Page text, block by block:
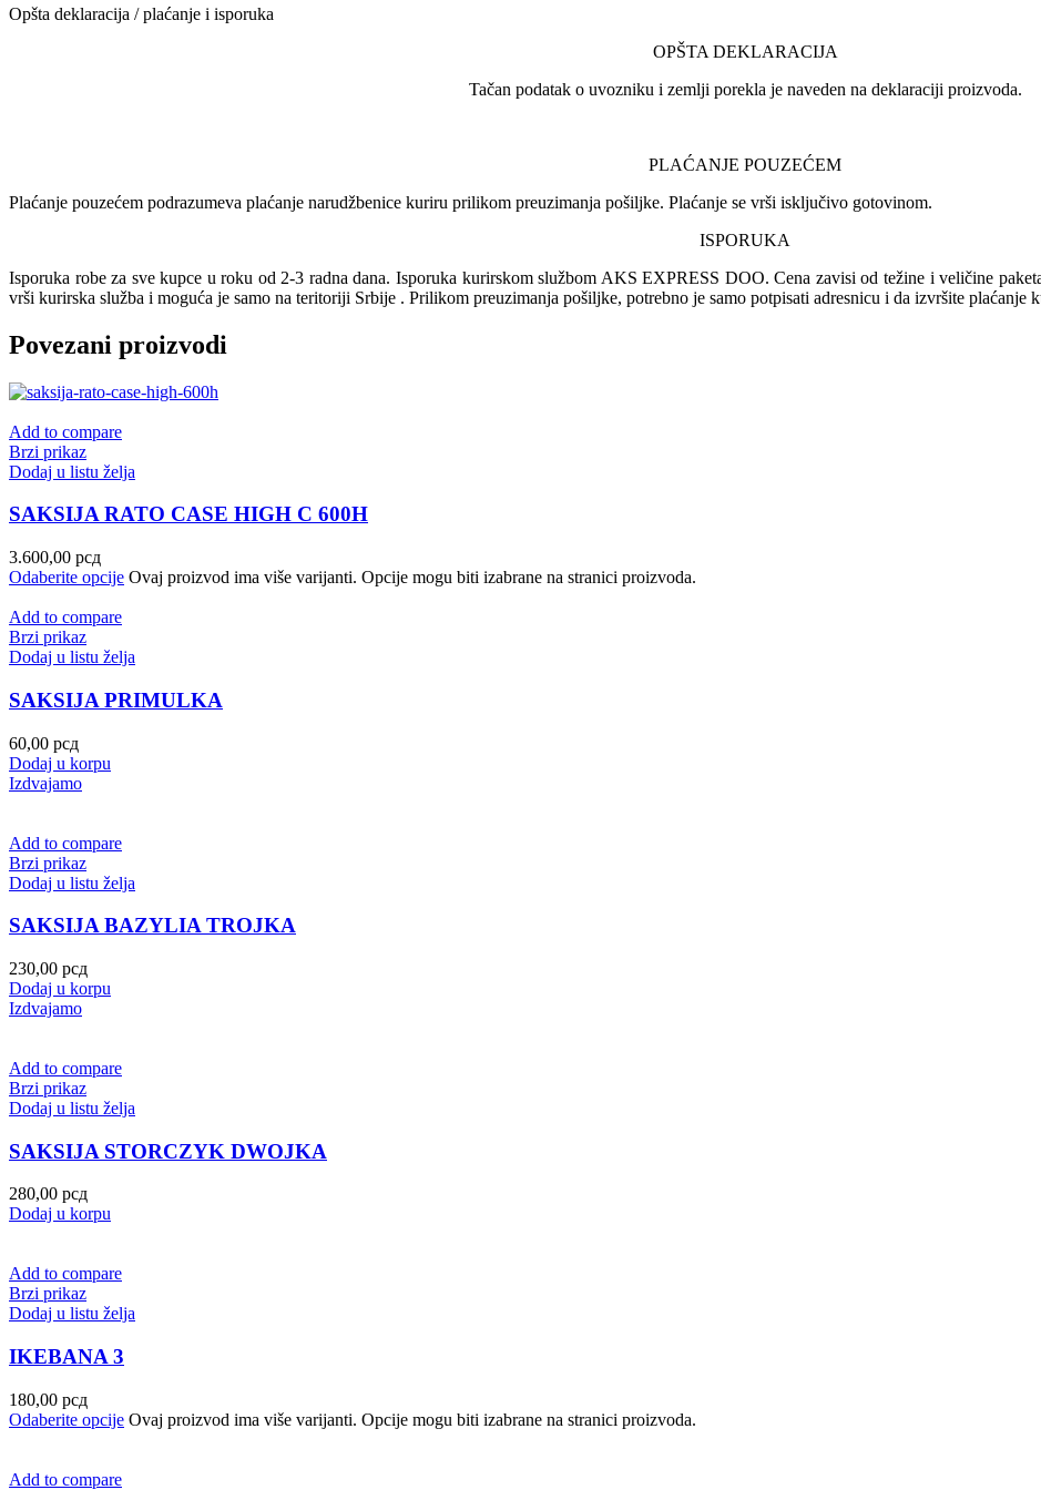
Opšta deklaracija / plaćanje i isporuka
OPŠTA DEKLARACIJA
Tačan podatak o uvozniku i zemlji porekla je naveden na deklaraciji proizvoda.
PLAĆANJE POUZEĆEM
Plaćanje pouzećem podrazumeva plaćanje narudžbenice kuriru prilikom preuzimanja pošiljke. Plaćanje se vrši isključivo gotovinom.
ISPORUKA
Isporuka robe za sve kupce u roku od 2-3 radna dana. Isporuka kurirskom službom AKS EXPRESS DOO. Cena zavisi od težine i veličine
vrši kurirska služba i moguća je samo na teritoriji Srbije . Prilikom preuzimanja pošiljke, potrebno je samo potpisati adresnicu i da izvršite plaćanje
Povezani proizvodi
Add to compare
Brzi prikaz
Dodaj u listu želja
SAKSIJA RATO CASE HIGH C 600H
3.600,00 рсд
Odaberite opcije Ovaj proizvod ima više varijanti. Opcije mogu biti izabrane na stranici proizvoda.
Add to compare
Brzi prikaz
Dodaj u listu želja
SAKSIJA PRIMULKA
60,00 рсд
Dodaj u korpu
Izdvajamo
Add to compare
Brzi prikaz
Dodaj u listu želja
SAKSIJA BAZYLIA TROJKA
230,00 рсд
Dodaj u korpu
Izdvajamo
Add to compare
Brzi prikaz
Dodaj u listu želja
SAKSIJA STORCZYK DWOJKA
280,00 рсд
Dodaj u korpu
Add to compare
Brzi prikaz
Dodaj u listu želja
IKEBANA 3
180,00 рсд
Odaberite opcije Ovaj proizvod ima više varijanti. Opcije mogu biti izabrane na stranici proizvoda.
Add to compare